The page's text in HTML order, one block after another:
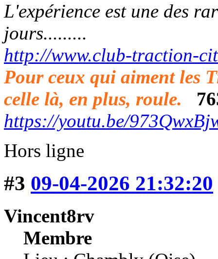
L'expérience est une des
jours.........
http://www.club-traction-
Pour ceux qui aiment les
celle là, en plus, roule.
https://youtu.be/
Hors ligne
#3 09-04-2026 21:32:20
Vincent8rv
Membre